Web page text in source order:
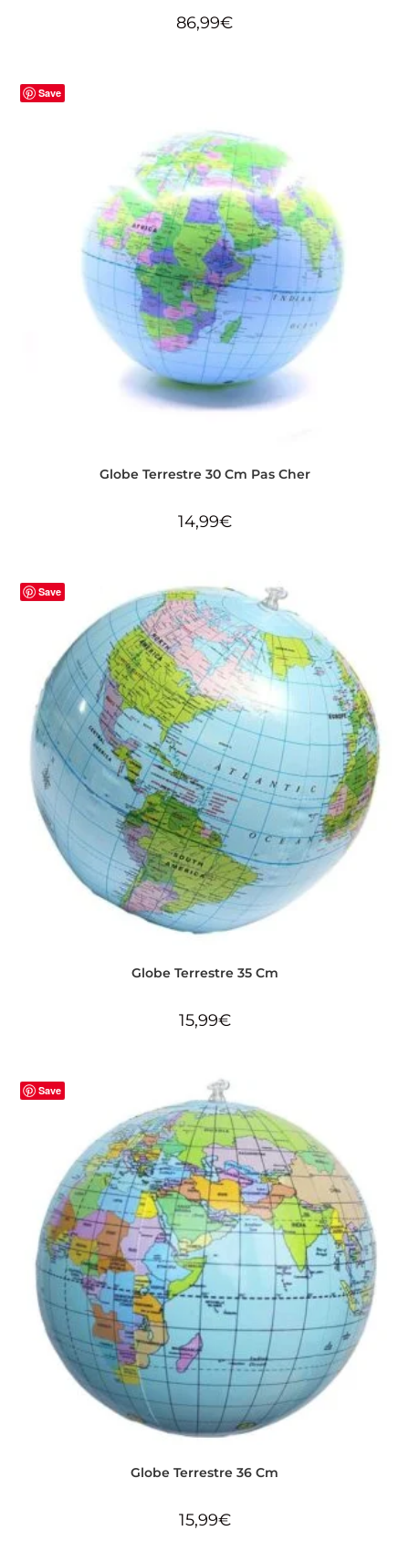
86,99€
Save
Globe Terrestre 30 Cm Pas Cher
14,99€
Save
Globe Terrestre 35 Cm
15,99€
Save
Globe Terrestre 36 Cm
15,99€